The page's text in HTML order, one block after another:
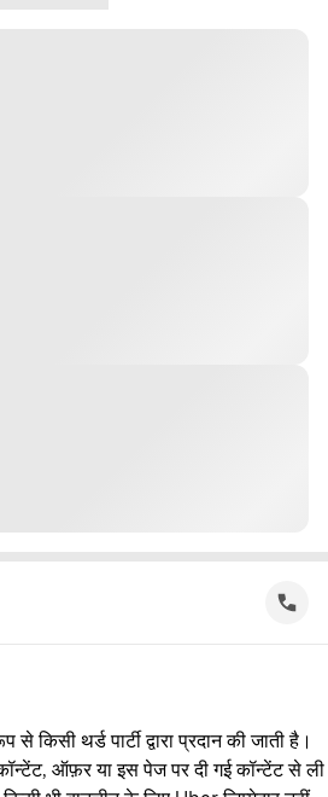
किसी थर्ड पार्टी द्वारा प्रदान की जाती है।
कॉन्टेंट, ऑफ़र या इस पेज पर दी गई कॉन्टेंट से ली